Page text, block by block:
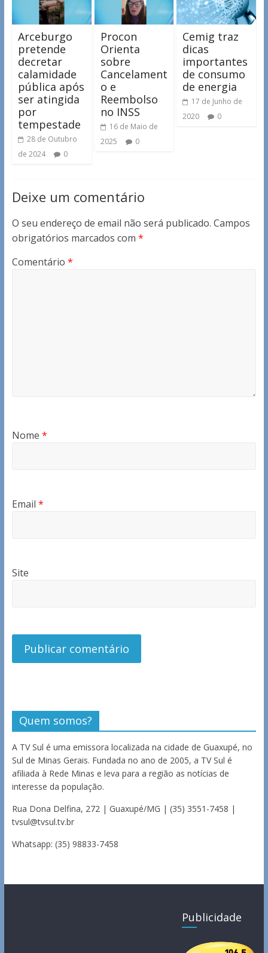
Arceburgo
pretende
decretar
calamidade
pública após
ser atingida
por
tempestade
28 de Outubro
de 2024
0
Procon
Orienta
sobre
Cancelament
o e
Reembolso
no INSS
16 de Maio de
2025
0
Cemig traz
dicas
importantes
de consumo
de energia
17 de Junho de
2020
0
Deixe um comentário
O seu endereço de email não será publicado. Campos
obrigatórios marcados com *
Comentário *
Nome *
Email *
Site
Quem somos?
A TV Sul é uma emissora localizada na cidade de Guaxupé, no
Sul de Minas Gerais. Fundada no ano de 2005, a TV Sul é
afiliada à Rede Minas e leva para a região as notícias de
interesse da população.
Rua Dona Delfina, 272 | Guaxupé/MG | (35) 3551-7458 |
tvsul@tvsul.tv.br
Whatsapp: (35) 98833-7458
Publicidade